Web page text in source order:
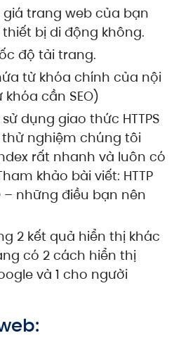
giá trang web của bạn
bị di động không.
độ tải trang.
từ khóa chính của nội
cần SEO)
dụng giao thức HTTPS
nghiệm chúng tôi
rất nhanh và luôn có
khảo bài viết: HTTP
– những điều bạn nên
2 kết quả hiển thị khác
có 2 cách hiển thị
và 1 cho người